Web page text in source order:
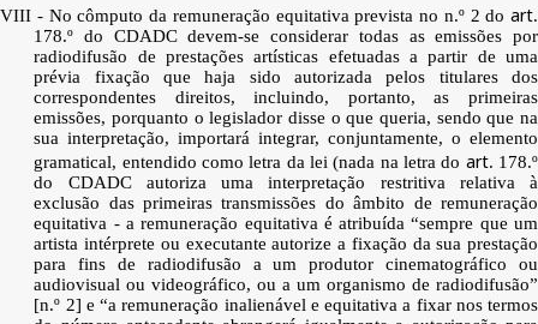
VIII - No cômputo da remuneração equitativa prevista no n.º 2 do art.
178.º do CDADC devem-se considerar todas as emissões por
radiodifusão de prestações artísticas efetuadas a partir de uma
prévia fixação que haja sido autorizada pelos titulares dos
correspondentes direitos, incluindo, portanto, as primeiras
emissões, porquanto o legislador disse o que queria, sendo que na
sua interpretação, importará integrar, conjuntamente, o elemento
gramatical, entendido como letra da lei (nada na letra do art. 178.º
do CDADC autoriza uma interpretação restritiva relativa à
exclusão das primeiras transmissões do âmbito de remuneração
equitativa - a remuneração equitativa é atribuída “sempre que um
artista intérprete ou executante autorize a fixação da sua prestação
para fins de radiodifusão a um produtor cinematográfico ou
audiovisual ou videográfico, ou a um organismo de radiodifusão”
[n.º 2] e “a remuneração inalienável e equitativa a fixar nos termos